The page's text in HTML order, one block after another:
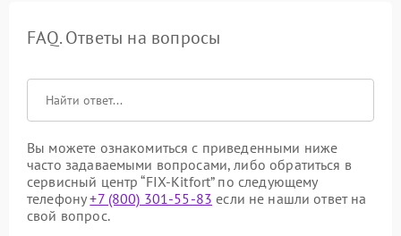
FAQ. Ответы на вопросы
Вы можете ознакомиться с приведенными ниже
часто задаваемыми вопросами, либо обратиться в
сервисный центр “FIX-Kitfort” по следующему
телефону+7 (800) 301-55-83 если не нашли ответ на
свой вопрос.